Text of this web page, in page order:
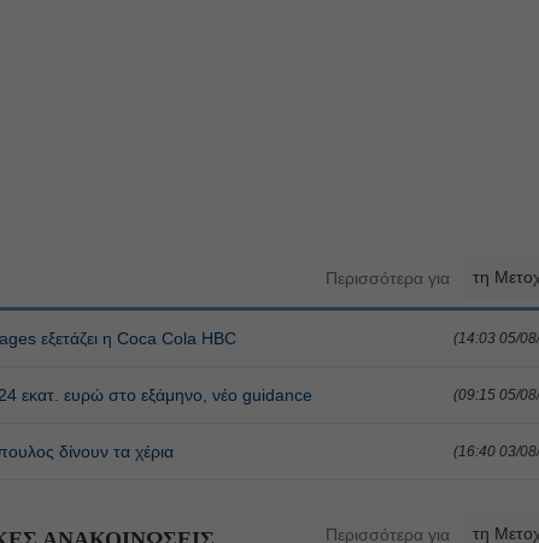
Περισσότερα για τη
εξετάζει η Coca Cola HBC (14:03 05/
εκατ. ευρώ στο εξάμηνο, νέο guidance (09:15 05/
δίνουν τα χέρια (16:40 03/
Περισσότερα για τη